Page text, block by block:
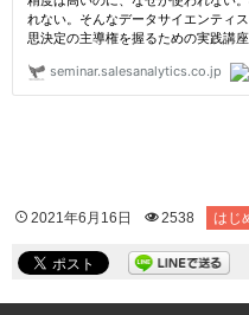
2021年6月16日 2538 はじ